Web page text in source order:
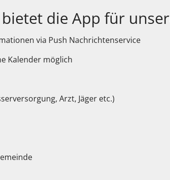
die App für
via Push Nachrichtenservice
Kalender möglich
Arzt, Jäger etc.)